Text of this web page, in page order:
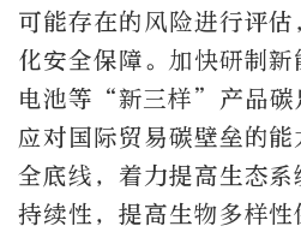
可能存在的风险进行评
化安全保障。加快研制
电池等“新三样”产品碳
应对国际贸易碳壁垒的
全底线，着力提高生态系
持续性，提高生物多样